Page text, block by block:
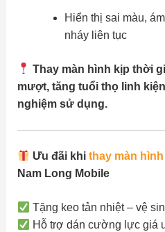
Hiển thị sai màu,
nháy liên tục
Thay màn hình kịp thời
mượt, tăng tuổi thọ linh
nghiệm sử dụng.
Ưu đãi khi thay màn
Nam Long Mobile
Tặng keo tản nhiệt – vệ
Hỗ trợ dán cường lực giá